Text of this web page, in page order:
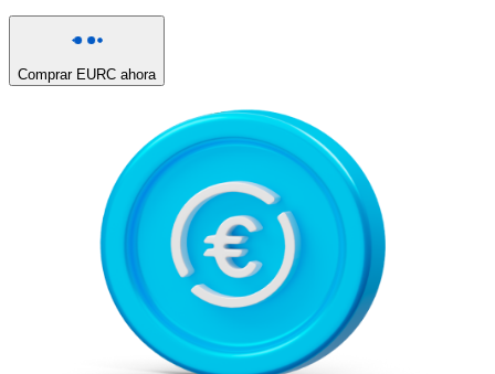
Comprar EURC ahora